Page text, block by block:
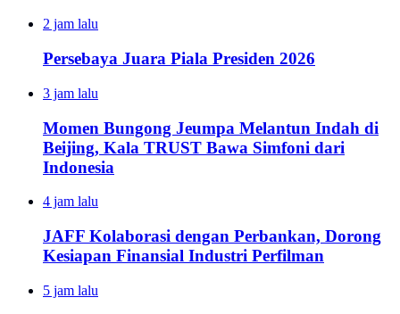
2 jam lalu
Persebaya Juara Piala Presiden 2026
3 jam lalu
Momen Bungong Jeumpa Melantun Indah di
Beijing, Kala TRUST Bawa Simfoni dari
Indonesia
4 jam lalu
JAFF Kolaborasi dengan Perbankan, Dorong
Kesiapan Finansial Industri Perfilman
5 jam lalu